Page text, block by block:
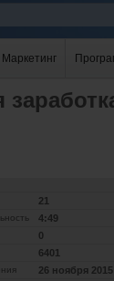
Маркетинг
21
4:49
0
6401
26 ноября 2015